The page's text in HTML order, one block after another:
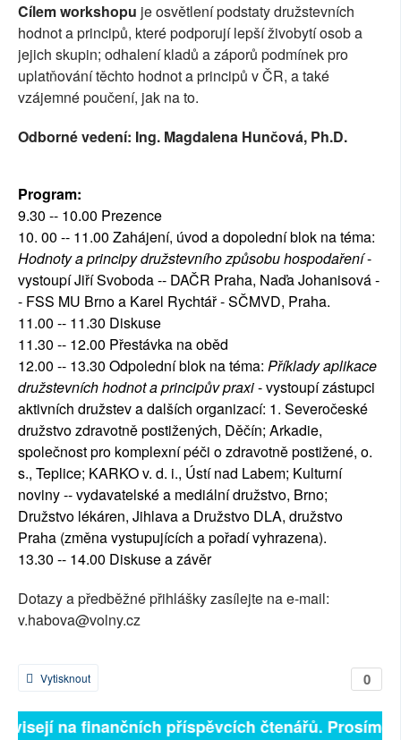
Cílem workshopu je osvětlení podstaty družstevních
hodnot a principů, které podporují lepší živobytí osob a
jejich skupin; odhalení kladů a záporů podmínek pro
uplatňování těchto hodnot a principů v ČR, a také
vzájemné poučení, jak na to.
Odborné vedení: Ing. Magdalena Hunčová, Ph.D.
Program:
9.30 -- 10.00 Prezence
10. 00 -- 11.00 Zahájení, úvod a dopolední blok na téma:
Hodnoty a principy družstevního způsobu hospodaření-
vystoupí Jiří Svoboda -- DAČR Praha, Naďa Johanisová -
- FSS MU Brno a Karel Rychtář - SČMVD, Praha.
11.00 -- 11.30 Diskuse
11.30 -- 12.00 Přestávka na oběd
12.00 -- 13.30 Odpolední blok na téma: Příklady aplikace
družstevních hodnot a principův praxi- vystoupí zástupci
aktivních družstev a dalších organizací: 1. Severočeské
družstvo zdravotně postižených, Děčín; Arkadie,
společnost pro komplexní péči o zdravotně postižené, o.
s., Teplice; KARKO v. d. i., Ústí nad Labem; Kulturní
noviny -- vydavatelské a mediální družstvo, Brno;
Družstvo lékáren, Jihlava a Družstvo DLA, družstvo
Praha (změna vystupujících a pořadí vyhrazena).
13.30 -- 14.00 Diskuse a závěr
Dotazy a předběžné přihlášky zasílejte na e-mail:
v.habova@volny.cz
0
Vytisknout
na finančních příspěvcích čtenářů. Prosíme,